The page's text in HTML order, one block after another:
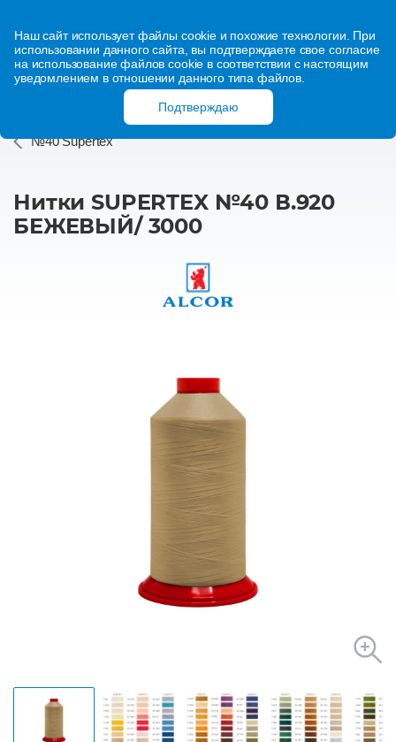
Наш сайт использует файлы cookie и похожие технологии. При
использовании данного сайта, вы подтверждаете свое согласие
на использование файлов cookie в соответствии с настоящим
уведомлением в отношении данного типа файлов.
Подтверждаю
№40 Supertex
Нитки SUPERTEX №40 В.920
БЕЖЕВЫЙ/ 3000